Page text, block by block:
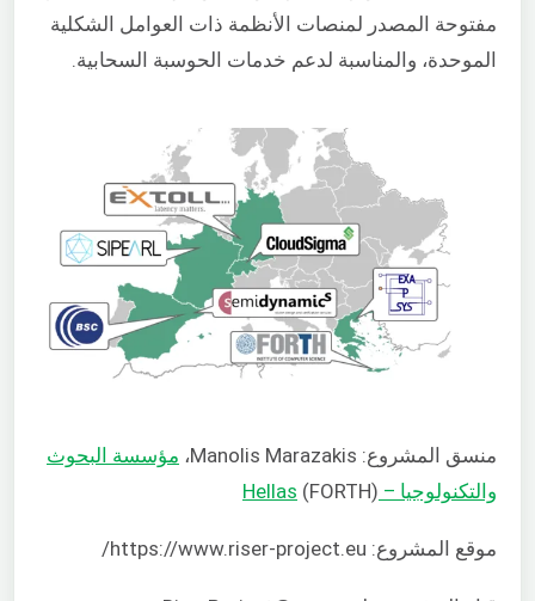
مفتوحة المصدر لمنصات الأنظمة ذات العوامل الشكلية
الموحدة، والمناسبة لدعم خدمات الحوسبة السحابية.
منسق المشروع: Manolis Marazakis،
مؤسسة البحوث
والتكنولوجيا – Hellas (FORTH)
موقع المشروع: https://www.riser-project.eu/